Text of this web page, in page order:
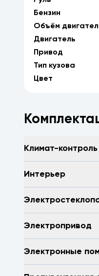
Бензин
Объём
Двигатель
Привод
Тип кузова
Цвет
Климат-контроль
Интерьер
Электропривод
Электронные